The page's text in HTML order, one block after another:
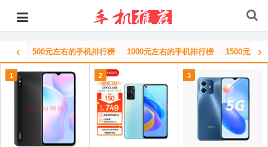
‹ 500元左右的手机排行榜 1000元左右的手机排行榜 1500元左›
1 2 3